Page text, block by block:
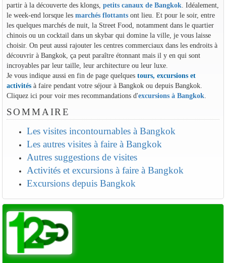
partir à la découverte des klongs, petits canaux de Bangkok. Idéalement,
le week-end lorsque les marchés flottantsont lieu. Et pour le soir, entre
les quelques marchés de nuit, la Street Food, notamment dans le quartier
chinois ou un cocktail dans un skybar qui domine la ville, je vous laisse
choisir. On peut aussi rajouter les centres commerciaux dans les endroits à
découvrir à Bangkok, ça peut paraître étonnant mais il y en qui sont
incroyables par leur taille, leur architecture ou leur luxe.
Je vous indique aussi en fin de page quelques tours, excursions et
activitésà faire pendant votre séjour à Bangkok ou depuis Bangkok.
Cliquez ici pour voir mes recommandations d'excursions à Bangkok.
SOMMAIRE
Les visites incontournables à Bangkok
Les autres visites à faire à Bangkok
Autres suggestions de visites
Activités et excursions à faire à Bangkok
Excursions depuis Bangkok